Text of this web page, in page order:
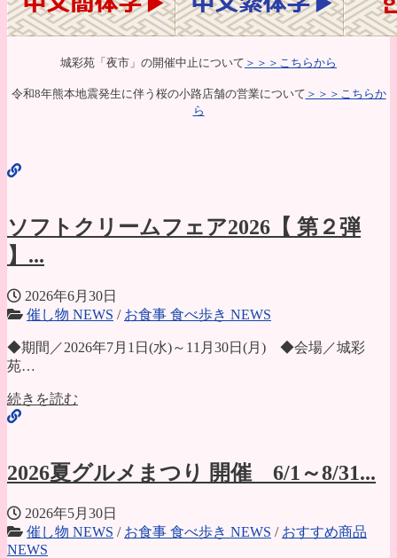
城彩苑「夜市」の開催中止について ＞＞＞こちらから
令和8年熊本地震発生に伴う桜の小路店舗の営業について ＞＞＞こちらか
ら
ソフトクリームフェア2026【 第２弾
】...
2026年6月30日
催し物 NEWS / お食事 食べ歩き NEWS
◆期間／2026年7月1日(水)～11月30日(月) ◆会場／城彩
苑…
続きを読む
2026夏グルメまつり 開催 6/1～8/31...
2026年5月30日
催し物 NEWS / お食事 食べ歩き NEWS / おすすめ商品
NEWS